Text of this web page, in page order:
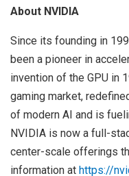
About NVIDIA
Since its founding in
been a pioneer in
invention of the GPU in
gaming market,
of modern AI and is
NVIDIA is now a full-
center-scale offerings
information at https://